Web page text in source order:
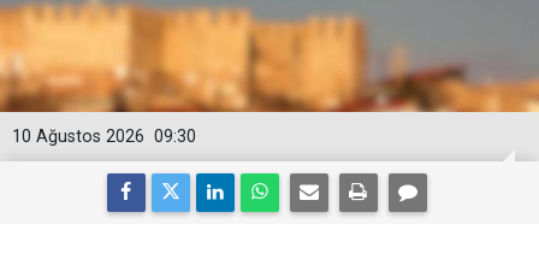
09:30
10 Ağustos 2026